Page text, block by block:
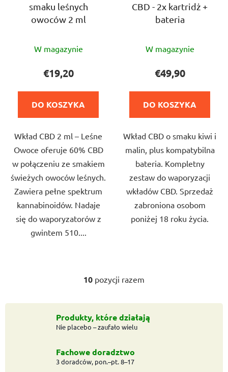
smaku leśnych
owoców 2 ml
ocena
produktu
wynosi
na
gwiazdek.
W magazynie
€19,20
DO KOSZYKA
Wkład CBD 2 ml – Leśne
Owoce oferuje 60% CBD
w połączeniu ze smakiem
świeżych owoców leśnych.
Zawiera pełne spektrum
kannabinoidów. Nadaje
się do waporyzatorów z
gwintem 510....
CBD - 2x kartridż +
bateria
ocena
produktu
wynosi
na
gwiazdek.
W magazynie
€49,90
DO KOSZYKA
Wkład CBD o smaku kiwi i
malin, plus kompatybilna
bateria. Kompletny
zestaw do waporyzacji
wkładów CBD. Sprzedaż
zabroniona osobom
poniżej 18 roku życia.
K
n
t
r
l
k
10 pozycji razem
Produkty, które działają
Nie placebo – zaufało wielu
Fachowe doradztwo
3 doradców, pon.–pt. 8–17